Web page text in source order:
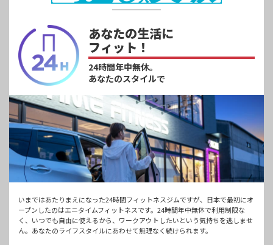
あなたの生活に
フィット！
24時間年中無休。
あなたのスタイルで
いまではあたりまえになった24時間フィットネスジムですが、日本で最初にオ
ープンしたのはエニタイムフィットネスです。24時間年中無休で利用制限な
く、いつでも自由に使えるから、ワークアウトしたいという気持ちを逃しませ
ん。あなたのライフスタイルにあわせて無理なく続けられます。